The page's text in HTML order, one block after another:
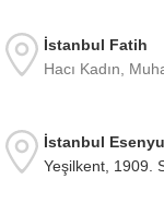
İstanbul Fatih
Hacı Kadın,
İstanbul
Yeşilkent, 1909.